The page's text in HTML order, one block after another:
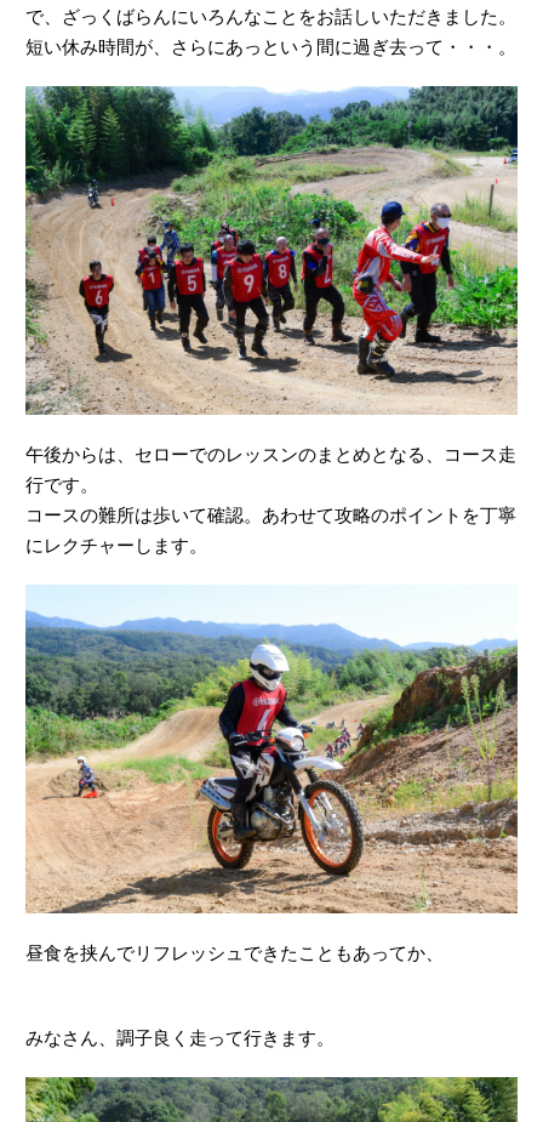
午後からは、セローでのレッスンのまとめとなる、コース走
行です。
コースの難所は歩いて確認。あわせて攻略のポイントを丁寧
にレクチャーします。
昼食を挟んでリフレッシュできたこともあってか、
みなさん、調子良く走って行きます。